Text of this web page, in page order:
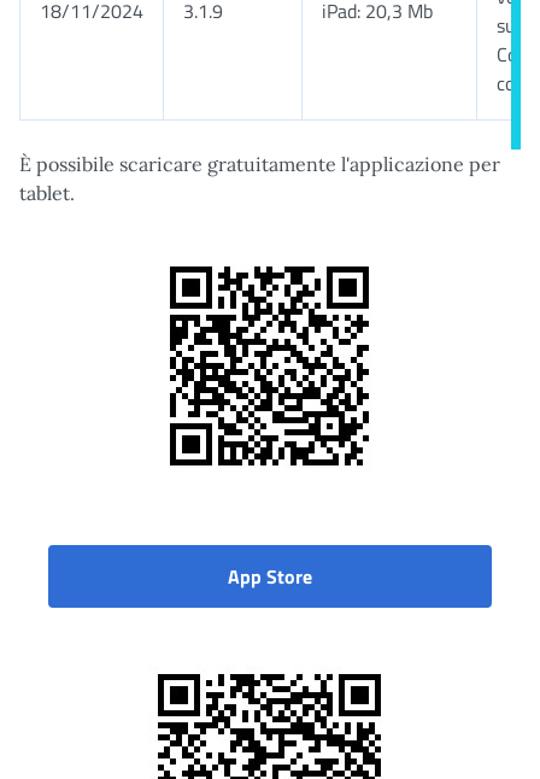
18/11/2024 3.1.9 iPad: 20,3 Mb
con
È possibile scaricare gratuitamente l'applicazione per
tablet.
App Store